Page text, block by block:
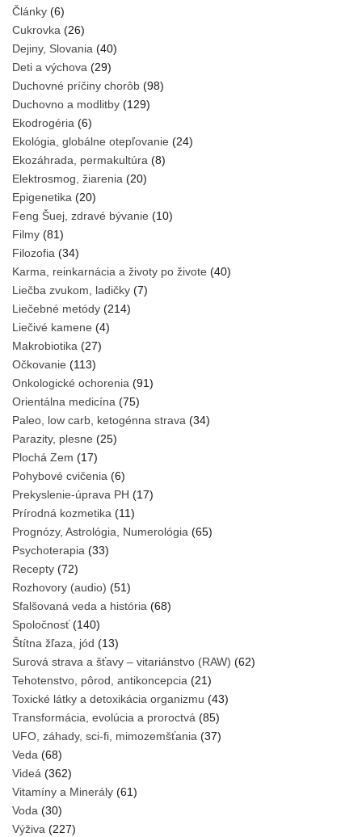
Články (6)
Cukrovka (26)
Dejiny, Slovania (40)
Deti a výchova (29)
Duchovné príčiny chorôb (98)
Duchovno a modlitby (129)
Ekodrogéria (6)
Ekológia, globálne otepľovanie (24)
Ekozáhrada, permakultúra (8)
Elektrosmog, žiarenia (20)
Epigenetika (20)
Feng Šuej, zdravé bývanie (10)
Filmy (81)
Filozofia (34)
Karma, reinkarnácia a životy po živote (40)
Liečba zvukom, ladičky (7)
Liečebné metódy (214)
Liečivé kamene (4)
Makrobiotika (27)
Očkovanie (113)
Onkologické ochorenia (91)
Orientálna medicína (75)
Paleo, low carb, ketogénna strava (34)
Parazity, plesne (25)
Plochá Zem (17)
Pohybové cvičenia (6)
Prekyslenie-úprava PH (17)
Prírodná kozmetika (11)
Prognózy, Astrológia, Numerológia (65)
Psychoterapia (33)
Recepty (72)
Rozhovory (audio) (51)
Sfalšovaná veda a história (68)
Spoločnosť(140)
Štítna žľaza, jód (13)
Surová strava a šťavy – vitariánstvo (RAW) (62)
Tehotenstvo, pôrod, antikoncepcia (21)
Toxické látky a detoxikácia organizmu (43)
Transformácia, evolúcia a proroctvá (85)
UFO, záhady, sci-fi, mimozemšťania (37)
Veda (68)
Videá (362)
Vitamíny a Minerály (61)
Voda (30)
Výživa (227)